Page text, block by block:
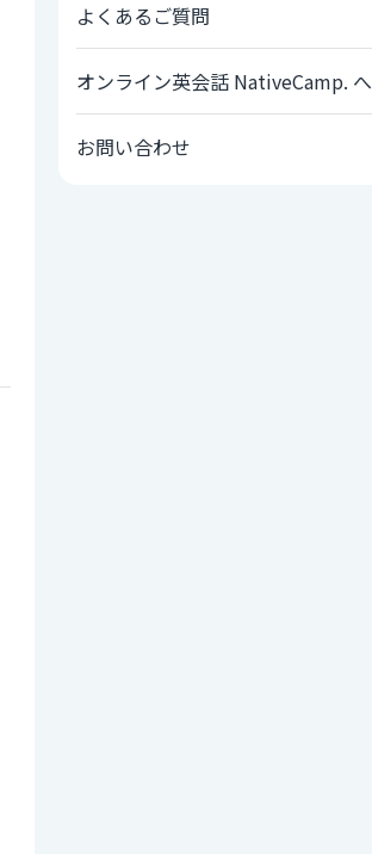
よくあるご質問
オンライン英会話 NativeCamp. へ
お問い合わせ